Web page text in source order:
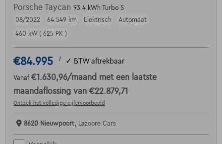
Porsche Taycan 93.4 kWh Turbo S
08/2022
64.549 km Elektrisch
Automaat
460 kW ( 625 PK )
€84.995 1 ✓ BTW aftrekbaar
Vanaf €1.630,96/maand met een laatste
maandaflossing van €22.879,71
Ontdek het volledige cijfervoorbeeld
8620 Nieuwpoort, Lazoore Cars